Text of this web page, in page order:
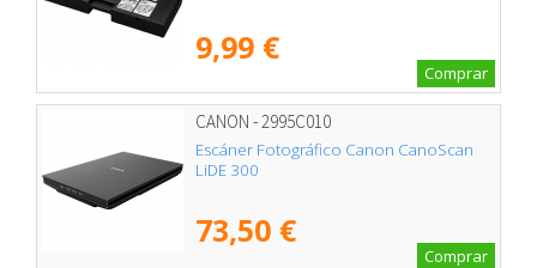
9,99 €
Comprar
CANON - 2995C010
Escáner Fotográfico Canon CanoScan
LiDE 300
73,50 €
Comprar